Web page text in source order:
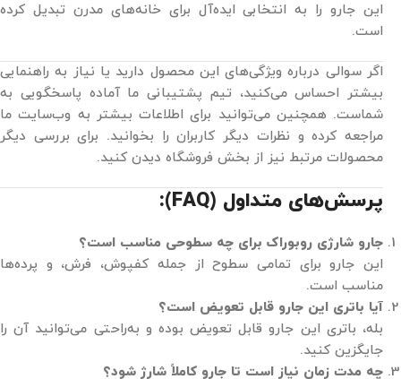
این جارو را به انتخابی ایده‌آل برای خانه‌های مدرن تبدیل کرده
است.
اگر سوالی درباره ویژگی‌های این محصول دارید یا نیاز به راهنمایی
بیشتر احساس می‌کنید، تیم پشتیبانی ما آماده پاسخگویی به
شماست. همچنین می‌توانید برای اطلاعات بیشتر به وب‌سایت ما
مراجعه کرده و نظرات دیگر کاربران را بخوانید. برای بررسی دیگر
محصولات مرتبط نیز از بخش فروشگاه دیدن کنید.
پرسش‌های متداول (FAQ):
جارو شارژی روبوراک برای چه سطوحی مناسب است؟
این جارو برای تمامی سطوح از جمله کفپوش، فرش، و پرده‌ها
مناسب است.
آیا باتری این جارو قابل تعویض است؟
بله، باتری این جارو قابل تعویض بوده و به‌راحتی می‌توانید آن را
جایگزین کنید.
چه مدت زمان نیاز است تا جارو کاملاً شارژ شود؟